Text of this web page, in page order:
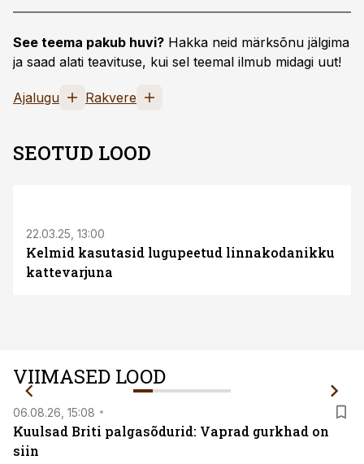
See teema pakub huvi? Hakka neid märksõnu jälgima
ja saad alati teavituse, kui sel teemal ilmub midagi uut!
Ajalugu Rakvere
SEOTUD LOOD
22.03.25, 13:00
Kelmid kasutasid lugupeetud linnakodanikku
kattevarjuna
VIIMASED LOOD
06.08.26, 15:08
Kuulsad Briti palgasõdurid: Vaprad gurkhad on
siin